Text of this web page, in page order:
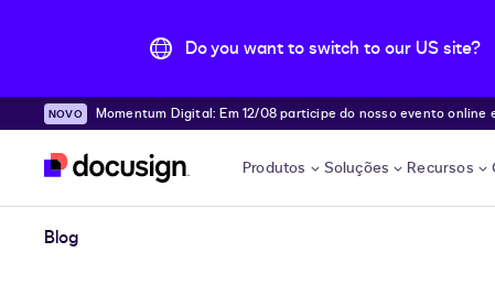
Do you want to switch to our US site?
Pular para o conteúdo principal
Momentum Digital: Em 12/08 participe do nosso evento online e
e!
Produtos Soluções Recursos
Blog